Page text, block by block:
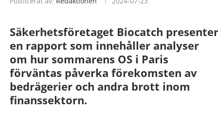
Säkerhetsföretaget Biocatch
en rapport som innehåller analyser
om hur sommarens OS i Paris
förväntas påverka förekomsten av
bedrägerier och andra brott inom
finanssektorn.